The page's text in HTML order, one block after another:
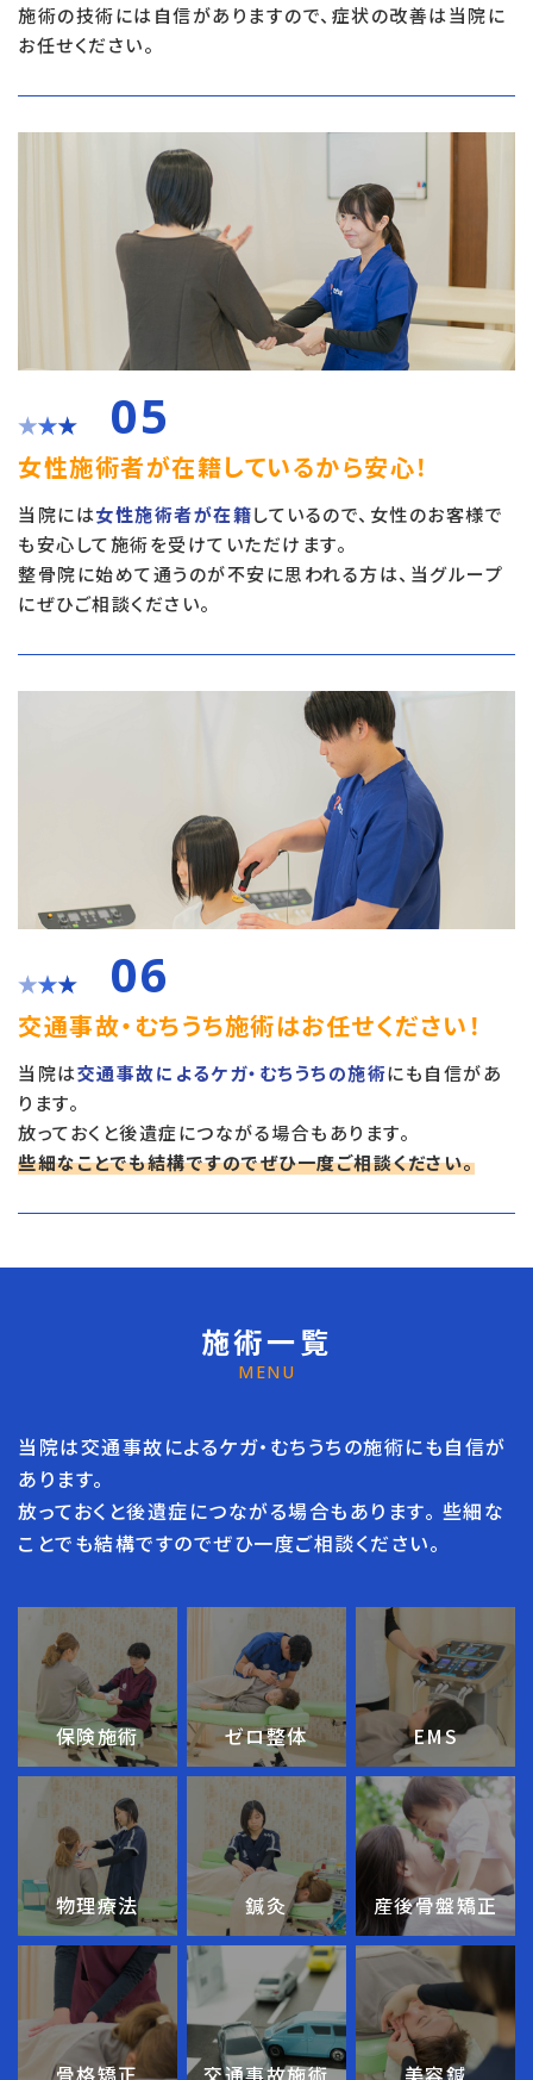
施術の技術には自信がありますので、症状の改善は当院に
お任せください。
05
女性施術者が在籍しているから安心！
当院には女性施術者が在籍しているので、女性のお客様で
も安心して施術を受けていただけます。
整骨院に始めて通うのが不安に思われる方は、当グループ
にぜひご相談ください。
06
交通事故・むちうち施術はお任せください！
当院は交通事故によるケガ・むちうちの施術にも自信があ
ります。
放っておくと後遺症につながる場合もあります。
些細なことでも結構ですのでぜひ一度ご相談ください。
施術一覧
MENU
当院は交通事故によるケガ・むちうちの施術にも自信が
あります。
放っておくと後遺症につながる場合もあります。 些細な
ことでも結構ですのでぜひ一度ご相談ください。
保険施術 ゼロ整体 EMS
物理療法 鍼灸 産後骨盤矯正
骨格矯正 交通事故施術 美容鍼